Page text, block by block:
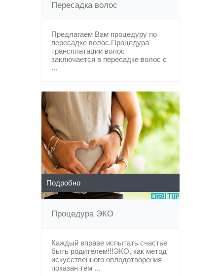
Пересадка волос
Предлагаем Вам процедуру по
пересадке волос.Процедура
трансплатации волос
заключается в пересадке волос с
...
Подробно
Процедура ЭКО
Каждый вправе испытать счастье
быть родителем!!!ЭКО, как метод
искусственного оплодотворения
показан тем ...